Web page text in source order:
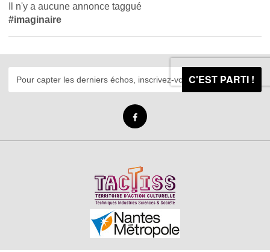
Il n'y a aucune annonce taggué
#imaginaire
C'EST PARTI !